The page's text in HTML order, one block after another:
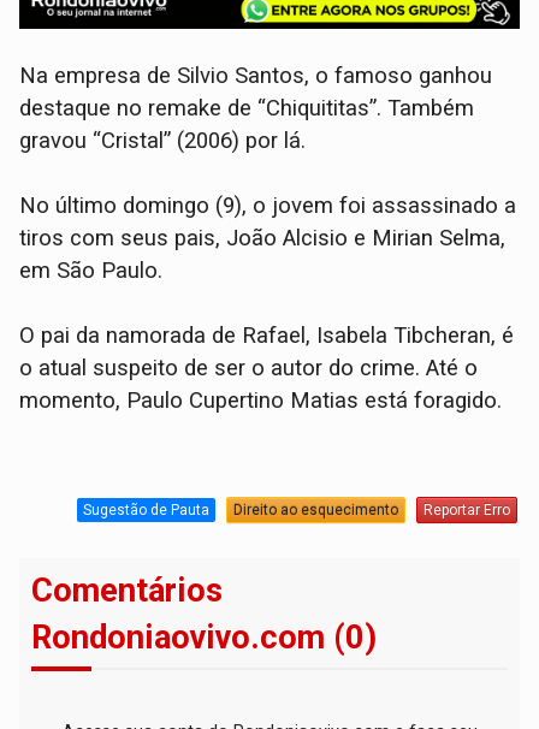
Na empresa de Silvio Santos, o famoso ganhou
destaque no remake de “Chiquititas”. Também
gravou “Cristal” (2006) por lá.
No último domingo (9), o jovem foi assassinado a
tiros com seus pais, João Alcisio e Mirian Selma,
em São Paulo.
O pai da namorada de Rafael, Isabela Tibcheran, é
o atual suspeito de ser o autor do crime. Até o
momento, Paulo Cupertino Matias está foragido.
Sugestão de Pauta Direito ao esquecimento Reportar Erro
Comentários
Rondoniaovivo.com (0)